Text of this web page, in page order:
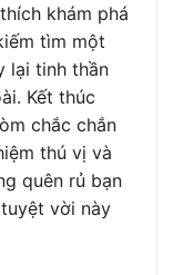
khám phá
tìm một
lại tinh thần
Kết thúc
chắc chắn
thú vị và
quên rủ bạn
vời này